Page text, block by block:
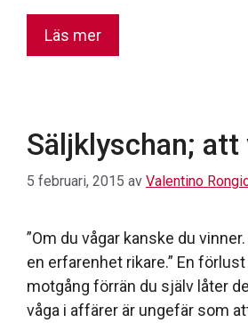
Läs mer
Säljklyschan; att
5 februari, 2015 av Valentino
”Om du vågar kanske du
en erfarenhet rikare.” En
motgång förrän du själv låter
våga i affärer är ungefär som